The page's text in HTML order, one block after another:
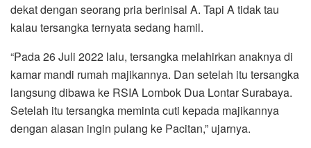
dekat dengan seorang pria berinisal A. Tapi A tidak tau
kalau tersangka ternyata sedang hamil.
“Pada 26 Juli 2022 lalu, tersangka melahirkan anaknya di
kamar mandi rumah majikannya. Dan setelah itu tersangka
langsung dibawa ke RSIA Lombok Dua Lontar Surabaya.
Setelah itu tersangka meminta cuti kepada majikannya
dengan alasan ingin pulang ke Pacitan,” ujarnya.